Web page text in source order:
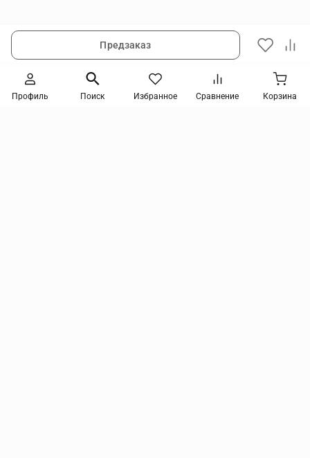
Предзаказ
Следите за новинками и акциями
Профиль Поиск Избранное Сравнение Корзина